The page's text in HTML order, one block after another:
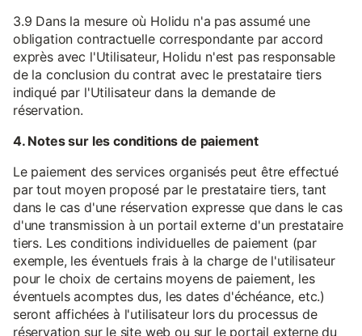
3.9 Dans la mesure où Holidu n'a pas assumé une
obligation contractuelle correspondante par accord
exprès avec l'Utilisateur, Holidu n'est pas responsable
de la conclusion du contrat avec le prestataire tiers
indiqué par l'Utilisateur dans la demande de
réservation.
4. Notes sur les conditions de paiement
Le paiement des services organisés peut être effectué
par tout moyen proposé par le prestataire tiers, tant
dans le cas d'une réservation expresse que dans le cas
d'une transmission à un portail externe d'un prestataire
tiers. Les conditions individuelles de paiement (par
exemple, les éventuels frais à la charge de l'utilisateur
pour le choix de certains moyens de paiement, les
éventuels acomptes dus, les dates d'échéance, etc.)
seront affichées à l'utilisateur lors du processus de
réservation sur le site web ou sur le portail externe du